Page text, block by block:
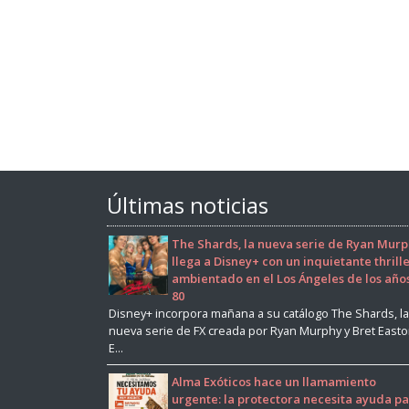
Últimas noticias
The Shards, la nueva serie de Ryan
llega a Disney+ con un inquietante
ambientado en el Los Ángeles de los
80
Disney+ incorpora mañana a su catálogo The Shards, la
nueva serie de FX creada por Ryan Murphy y Bret
E...
Alma Exóticos hace un llamamiento
urgente: la protectora necesita ayuda